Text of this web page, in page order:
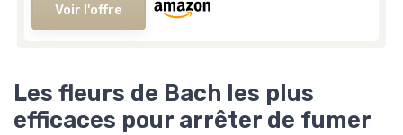
Voir l'offre
Les fleurs de Bach les plus
efficaces pour arrêter de fumer